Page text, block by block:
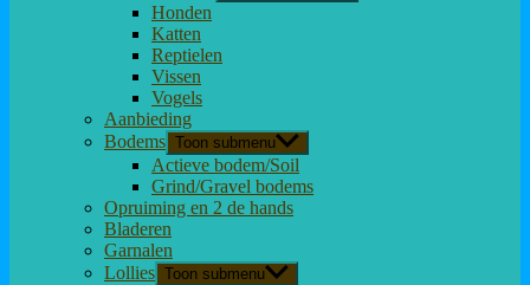
Honden
Katten
Reptielen
Vissen
Vogels
Aanbieding
Bodems Toon submenu
Actieve bodem/Soil
Grind/Gravel bodems
Opruiming en 2 de hands
Bladeren
Garnalen
Lollies Toon submenu